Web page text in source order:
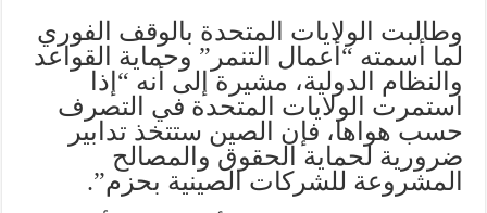
وطالبت الولايات المتحدة بالوقف الفوري
لما أسمته “أعمال التنمر” وحماية القواعد
والنظام الدولية، مشيرة إلى أنه “إذا
استمرت الولايات المتحدة في التصرف
حسب هواها، فإن الصين ستتخذ تدابير
ضرورية لحماية الحقوق والمصالح
المشروعة للشركات الصينية بحزم”.